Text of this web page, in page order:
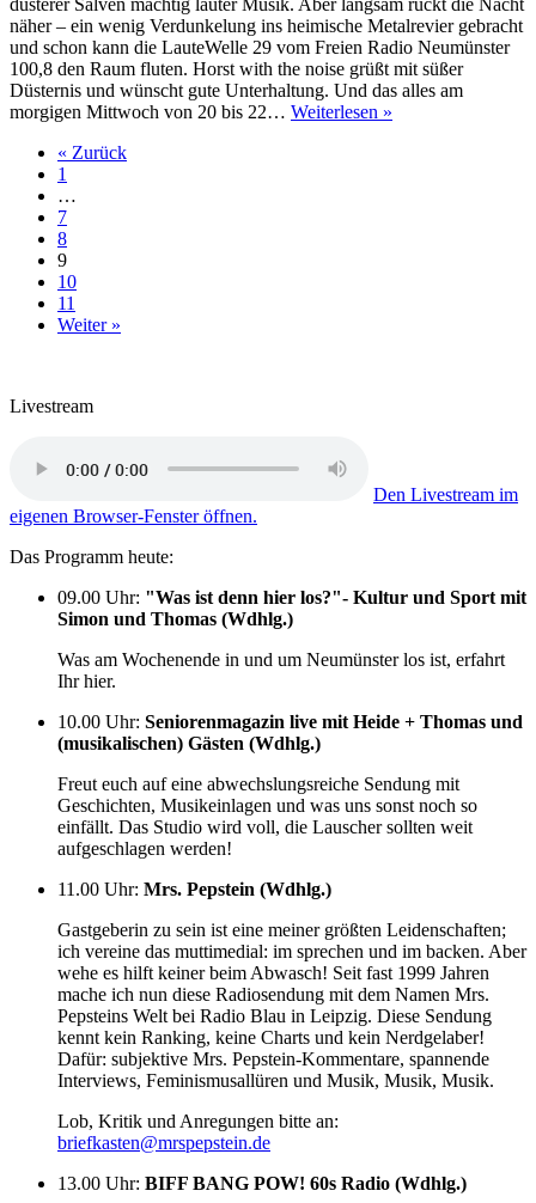
düsterer Salven mächtig lauter Musik. Aber langsam rückt die Nacht
näher – ein wenig Verdunkelung ins heimische Metalrevier gebracht
und schon kann die LauteWelle 29 vom Freien Radio Neumünster
100,8 den Raum fluten. Horst with the noise grüßt mit süßer
Düsternis und wünscht gute Unterhaltung. Und das alles am
morgigen Mittwoch von 20 bis 22… Weiterlesen »
« Zurück
1
…
7
8
9
10
11
Weiter »
Livestream
Den Livestream im
eigenen Browser-Fenster öffnen.
Das Programm heute:
09.00 Uhr: "Was ist denn hier los?"- Kultur und Sport mit
Simon und Thomas (Wdhlg.)
Was am Wochenende in und um Neumünster los ist, erfahrt
Ihr hier.
10.00 Uhr: Seniorenmagazin live mit Heide + Thomas und
(musikalischen) Gästen (Wdhlg.)
Freut euch auf eine abwechslungsreiche Sendung mit
Geschichten, Musikeinlagen und was uns sonst noch so
einfällt. Das Studio wird voll, die Lauscher sollten weit
aufgeschlagen werden!
11.00 Uhr: Mrs. Pepstein (Wdhlg.)
Gastgeberin zu sein ist eine meiner größten Leidenschaften;
ich vereine das muttimedial: im sprechen und im backen. Aber
wehe es hilft keiner beim Abwasch! Seit fast 1999 Jahren
mache ich nun diese Radiosendung mit dem Namen Mrs.
Pepsteins Welt bei Radio Blau in Leipzig. Diese Sendung
kennt kein Ranking, keine Charts und kein Nerdgelaber!
Dafür: subjektive Mrs. Pepstein-Kommentare, spannende
Interviews, Feminismusallüren und Musik, Musik, Musik.
Lob, Kritik und Anregungen bitte an:
briefkasten@mrspepstein.de
13.00 Uhr: BIFF BANG POW! 60s Radio (Wdhlg.)